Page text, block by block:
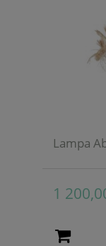
Lampa
1